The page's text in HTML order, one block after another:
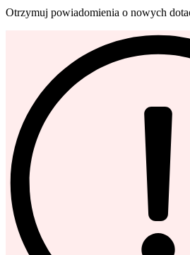
Otrzymuj powiadomienia o nowych